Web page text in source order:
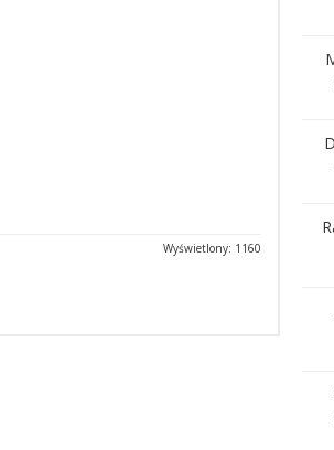
Wyświetlony: 1160